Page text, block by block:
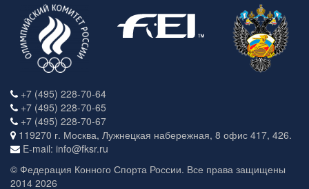
+7 (495) 228-70-64
+7 (495) 228-70-65
+7 (495) 228-70-67
119270 г. Москва, Лужнецкая набережная, 8 офис 417, 426.
E-mail: info@fksr.ru
© Федерация Конного Спорта России. Все права защищены
2014 2026